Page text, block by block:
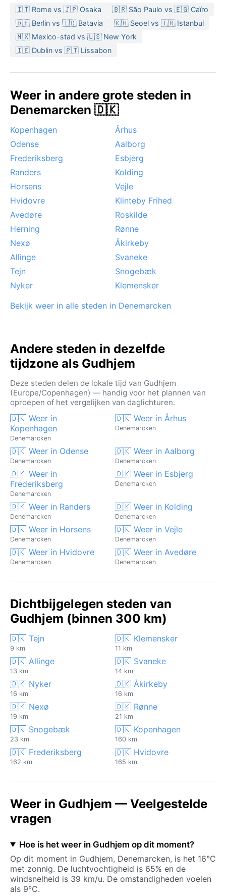
🇮🇹 Rome vs 🇯🇵 Osaka
🇧🇷 São Paulo vs 🇪🇬 Caïro
🇩🇪 Berlin vs 🇮🇩 Batavia
🇰🇷 Seoel vs 🇹🇷 Istanbul
🇲🇽 Mexico-stad vs 🇺🇸 New York
🇮🇪 Dublin vs 🇵🇹 Lissabon
Weer in andere grote steden in
Denemarcken 🇩🇰
Kopenhagen
Århus
Odense
Aalborg
Frederiksberg
Esbjerg
Randers
Kolding
Horsens
Vejle
Hvidovre
Klinteby Frihed
Avedøre
Roskilde
Herning
Rønne
Nexø
Åkirkeby
Allinge
Svaneke
Tejn
Snogebæk
Nyker
Klemensker
Bekijk weer in alle steden in Denemarcken
Andere steden in dezelfde
tijdzone als Gudhjem
Deze steden delen de lokale tijd van Gudhjem
(Europe/Copenhagen) — handig voor het plannen van
oproepen of het vergelijken van daglichturen.
🇩🇰 Weer in
Kopenhagen
Denemarcken
🇩🇰 Weer in Århus
Denemarcken
🇩🇰 Weer in Odense
Denemarcken
🇩🇰 Weer in Aalborg
Denemarcken
🇩🇰 Weer in
Frederiksberg
Denemarcken
🇩🇰 Weer in Esbjerg
Denemarcken
🇩🇰 Weer in Randers
Denemarcken
🇩🇰 Weer in Kolding
Denemarcken
🇩🇰 Weer in Horsens
Denemarcken
🇩🇰 Weer in Vejle
Denemarcken
🇩🇰 Weer in Hvidovre
Denemarcken
🇩🇰 Weer in Avedøre
Denemarcken
Dichtbijgelegen steden van
Gudhjem (binnen 300 km)
🇩🇰 Tejn
9 km
🇩🇰 Klemensker
11 km
🇩🇰 Allinge
13 km
🇩🇰 Svaneke
14 km
🇩🇰 Nyker
16 km
🇩🇰 Åkirkeby
16 km
🇩🇰 Nexø
19 km
🇩🇰 Rønne
21 km
🇩🇰 Snogebæk
23 km
🇩🇰 Kopenhagen
160 km
🇩🇰 Frederiksberg
162 km
🇩🇰 Hvidovre
165 km
Weer in Gudhjem — Veelgestelde
vragen
Hoe is het weer in Gudhjem op dit moment?
Op dit moment in Gudhjem, Denemarcken, is het 16°C
met zonnig. De luchtvochtigheid is 65% en de
windsnelheid is 39 km/u. De omstandigheden voelen
als 9°C.